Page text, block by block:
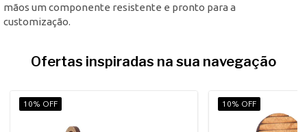
mãos um componente resistente e pronto para a
customização.
Ofertas inspiradas na sua navegação
10% OFF 10% OFF